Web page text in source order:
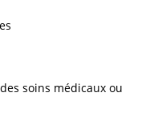
soins médicaux ou